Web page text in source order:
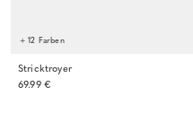
+ 12 Farben
Stricktroyer
69.99 €